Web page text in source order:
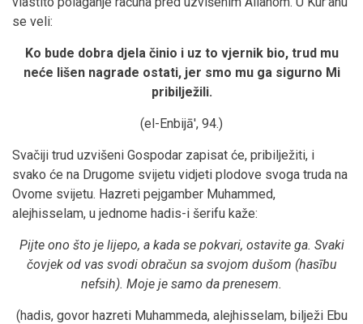
se veli:
Ko bude dobra djela činio i uz to vjernik bio, trud mu
neće lišen nagrade ostati, jer smo mu ga sigurno Mi
pribilježili.
(el-Enbijā', 94.)
Svačiji trud uzvišeni Gospodar zapisat će, pribilježiti, i
svako će na Drugome svijetu vidjeti plodove svoga truda na
Ovome svijetu. Hazreti pejgamber Muhammed,
alejhisselam, u jednome hadis-i šerifu kaže:
Pijte ono što je lijepo, a kada se pokvari, ostavite ga. Svaki
čovjek od vas svodi obračun sa svojom dušom (hasību
nefsih). Moje je samo da prenesem.
(hadis, govor hazreti Muhammeda, alejhisselam, bilježi Ebu